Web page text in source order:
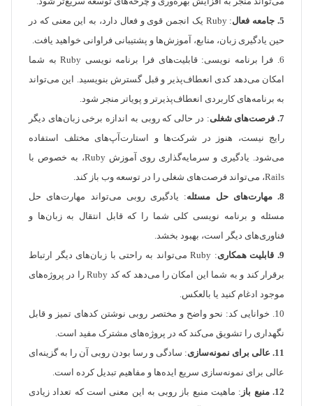
5. جامعه فعال
: Ruby یک انجمن قوی و فعال دارد، به این معنی که در
حین یادگیری زبان، منابع، آموزش‌ها و پشتیبانی فراوانی خواهید یافت.
6. فرا برنامه نویسی: قابلیت‌های فرا برنامه نویسی Ruby به شما
امکان می‌دهد کدی انعطاف‌پذیر و قبل گسترش بنویسید. این می‌تواند
به برنامه‌های کاربردی انعطاف‌پذیرتر و پویاتر منجر شود.
7. فرصت‌های شغلی
: در حالی که روبی به اندازه برخی زبان‌های دیگر
رایج نیست، هنوز در شرکت‌ها و استارت‌آپ‌های مختلف استفاده
می‌شود. یادگیری و سرمایه‌گذاری روی آموزش Ruby، به خصوص با
Rails، می‌تواند فرصت‌های شغلی را در توسعه وب باز کند.
8. مهارت‌های حل مسئله
: یادگیری روبی می‌تواند مهارت‌های حل
مسئله و برنامه نویسی کلی شما را که قابل انتقال به زبان‌ها و
فناوری‌های دیگر است، بهبود بخشد.
9. قابلیت همکاری
: Ruby می‌تواند به راحتی با زبان‌های دیگر ارتباط
برقرار کند و به شما این امکان را می‌دهد که کد Ruby را در پروژه‌های
موجود ادغام کنید یا بالعکس.
10. خوانایی کد: نحو واضح و مختصر روبی نوشتن کدهای تمیز و قابل
نگهداری را تشویق می‌کند که در پروژه‌های مشترک مفید است.
11. عالی برای نمونه‌سازی
: سادگی و رسا بودن روبی آن را به گزینه‌ای
عالی برای نمونه‌سازی سریع ایده‌ها و مفاهیم تبدیل کرده است.
12. منبع باز
: ماهیت منبع باز روبی به این معنی است که تعداد زیادی